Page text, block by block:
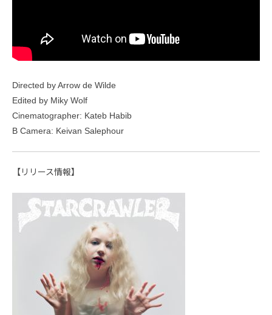
Directed by Arrow de Wilde
Edited by Miky Wolf
Cinematographer: Kateb Habib
B Camera: Keivan Salephour
【リリース情報】